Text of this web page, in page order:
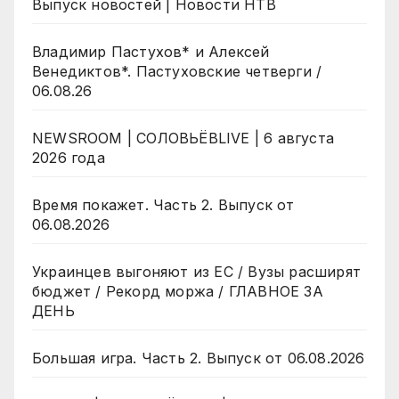
Выпуск новостей | Новости НТВ
Владимир Пастухов* и Алексей
Венедиктов*. Пастуховские четверги /
06.08.26
NEWSROOM | СОЛОВЬЁВLIVE | 6 августа
2026 года
Время покажет. Часть 2. Выпуск от
06.08.2026
Украинцев выгоняют из ЕС / Вузы расширят
бюджет / Рекорд моржа / ГЛАВНОЕ ЗА
ДЕНЬ
Большая игра. Часть 2. Выпуск от 06.08.2026